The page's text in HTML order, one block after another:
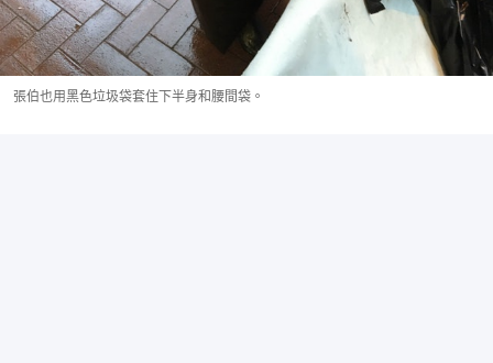
張伯也用黑色垃圾袋套住下半身和腰間袋。